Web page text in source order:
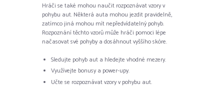
Hráči se také mohou naučit rozpoznávat vzory v
pohybu aut. Některá auta mohou jezdit pravidelně,
zatímco jiná mohou mít nepředvídatelný pohyb.
Rozpoznání těchto vzorů může hráči pomoci lépe
načasovat své pohyby a dosáhnout vyššího skóre.
Sledujte pohyb aut a hledejte vhodné mezery.
Využívejte bonusy a power-upy.
Učte se rozpoznávat vzory v pohybu aut.